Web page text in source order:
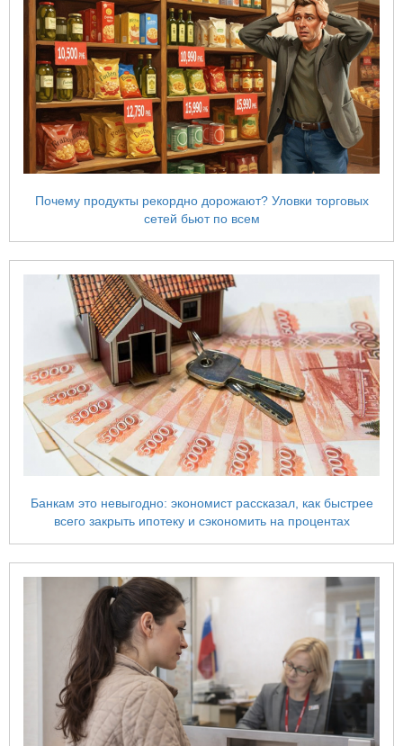
Почему продукты рекордно дорожают? Уловки торговых
сетей бьют по всем
Банкам это невыгодно: экономист рассказал, как быстрее
всего закрыть ипотеку и сэкономить на процентах